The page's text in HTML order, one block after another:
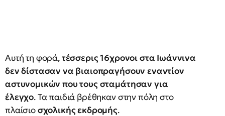
Αυτή τη φορά,τέσσερις 16χρονοι στα Ιωάννινα
δεν δίστασαν να βιαιοπραγήσουν εναντίον
αστυνομικών που τους σταμάτησαν για
έλεγχο. Τα παιδιά βρέθηκαν στην πόλη στο
πλαίσιοσχολικής εκδρομής.